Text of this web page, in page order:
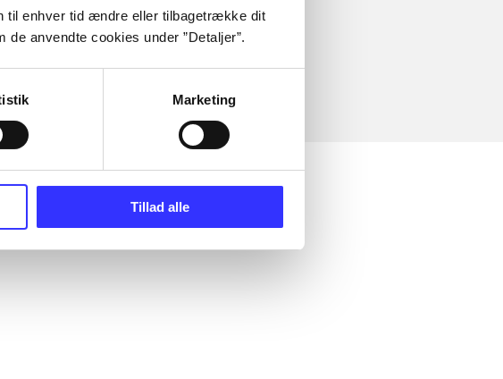
til enhver tid ændre eller tilbagetrække dit
anvendte cookies under ”Detaljer”.
Marketing
Tillad alle